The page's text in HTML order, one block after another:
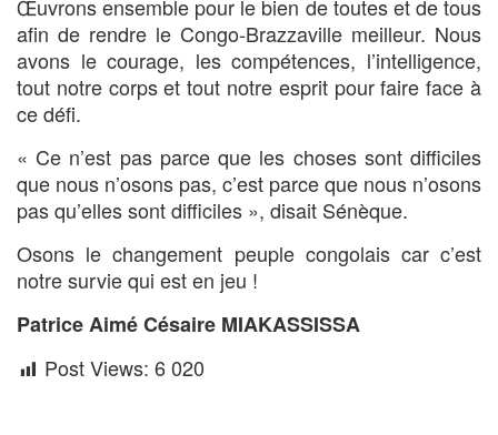
Œuvrons ensemble pour le bien de toutes et de tous
afin de rendre le Congo-Brazzaville meilleur. Nous
avons le courage, les compétences, l’intelligence,
tout notre corps et tout notre esprit pour faire face à
ce défi.
« Ce n’est pas parce que les choses sont difficiles
que nous n’osons pas, c’est parce que nous n’osons
pas qu’elles sont difficiles », disait Sénèque.
Osons le changement peuple congolais car c’est
notre survie qui est en jeu !
Patrice Aimé Césaire MIAKASSISSA
Post Views: 6 020